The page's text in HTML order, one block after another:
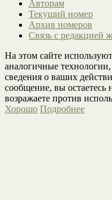
Авторам
Текущий номер
Архив номеров
Связь с
На этом сайте
аналогичные
сведения о ваших
сообщение, вы остаетесь
возражаете против
Хорошо Подробнее